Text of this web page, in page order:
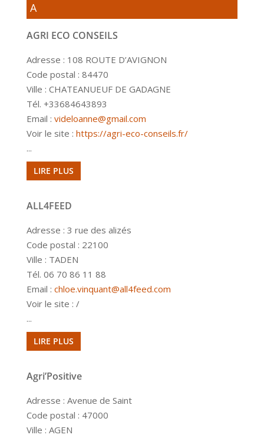
A
AGRI ECO CONSEILS
Adresse : 108 ROUTE D’AVIGNON
Code postal : 84470
Ville : CHATEANUEUF DE GADAGNE
Tél. +33684643893
Email : videloanne@gmail.com
Voir le site : https://agri-eco-conseils.fr/
...
LIRE PLUS
ALL4FEED
Adresse : 3 rue des alizés
Code postal : 22100
Ville : TADEN
Tél. 06 70 86 11 88
Email : chloe.vinquant@all4feed.com
Voir le site : /
...
LIRE PLUS
Agri’Positive
Adresse : Avenue de Saint
Code postal : 47000
Ville : AGEN